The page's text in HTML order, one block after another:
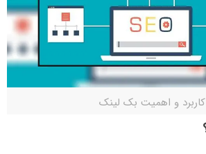
کاربرد و اهمیت بک لینک